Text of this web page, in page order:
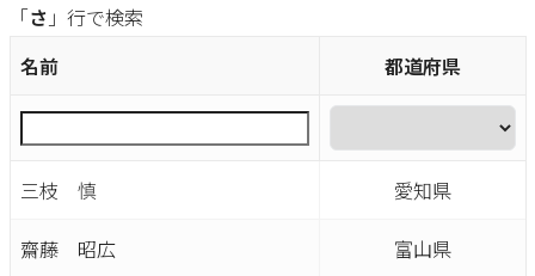
「さ 」行で検索
名前
都道府県
三枝 慎 愛知県
齋藤 昭広 富山県